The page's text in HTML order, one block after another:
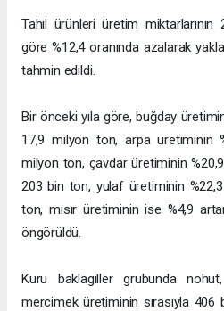
Tahıl ürünleri üretim miktarlarının
göre %12,4 oranında azalarak
tahmin edildi.
Bir önceki yıla göre, buğday
17,9 milyon ton, arpa üretiminin
milyon ton, çavdar üretiminin
203 bin ton, yulaf üretiminin
ton, mısır üretiminin ise %4,9
öngörüldü.
Kuru baklagiller grubunda
mercimek üretiminin sırasıyla